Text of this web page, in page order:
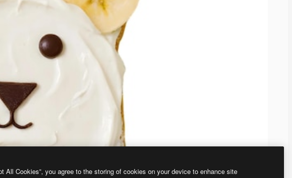
All Cookies”, you agree to the storing of cookies on your device to enhance site